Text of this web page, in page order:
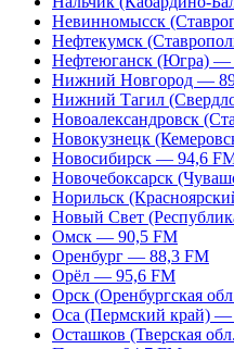
Невинномысск
Нефтекумск
Нефтеюганск (Югра) —
Нижний Новгород —
Нижний Тагил
Новоалександровск
Новокузнецк
Новосибирск — 94,6
Новочебоксарск
Норильск
Новый Свет
Омск — 90,5 FM
Оренбург — 88,3 FM
Орёл — 95,6 FM
Орск (Оренбургская
Оса (Пермский край) —
Осташков (Тверская